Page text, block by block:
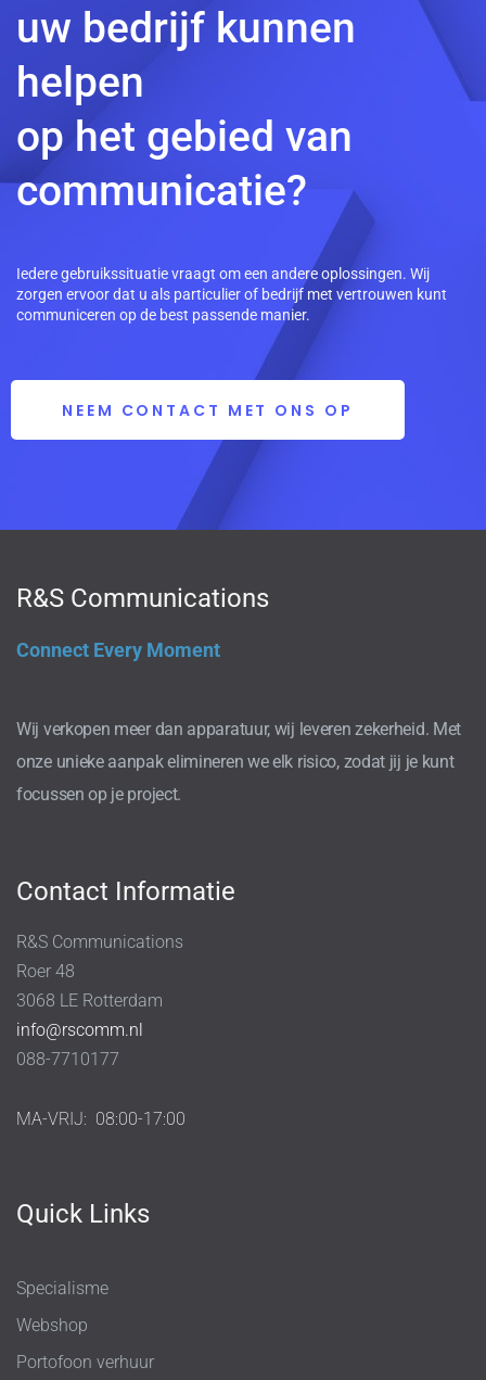
uw bedrijf kunnen
helpen
op het gebied van
communicatie?
Iedere gebruikssituatie vraagt om een andere oplossingen. Wij
zorgen ervoor dat u als particulier of bedrijf met vertrouwen kunt
communiceren op de best passende manier.
NEEM CONTACT MET ONS OP
R&S Communications
Connect Every Moment
Wij verkopen meer dan apparatuur, wij leveren zekerheid. Met
onze unieke aanpak elimineren we elk risico, zodat jij je kunt
focussen op je project.
Contact Informatie
R&S Communications
Roer 48
3068 LE Rotterdam
info@rscomm.nl
088-7710177
MA-VRIJ: 08:00-17:00
Quick Links
Specialisme
Webshop
Portofoon verhuur